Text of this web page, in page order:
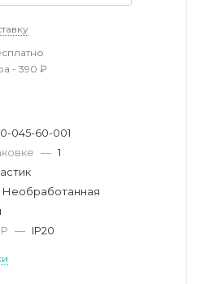
- 390 ₽
045-60-001
— 1
Необработанная
— IP20